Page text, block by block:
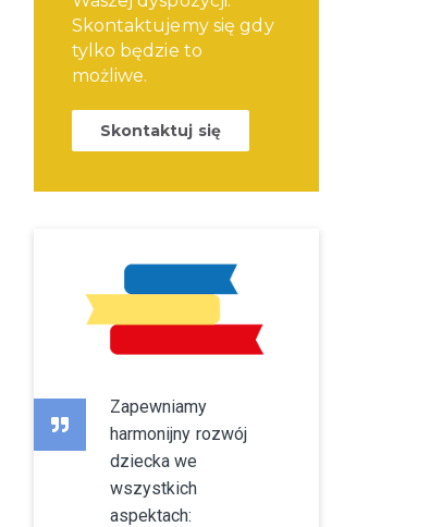
Skontaktujemy się gdy
tylko będzie to
możliwe.
Skontaktuj się
Zapewniamy
harmonijny rozwój
dziecka we
wszystkich
aspektach: